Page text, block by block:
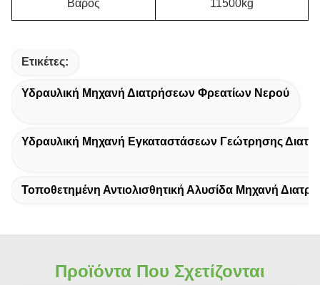
Βάρος 11500kg
Ετικέτες:
Υδραυλική Μηχανή Διατρήσεων Φρεατίων Νερού
Υδραυλική Μηχανή Εγκαταστάσεων Γεώτρησης
Τοποθετημένη Αντιολισθητική Αλυσίδα Μηχανή
Προϊόντα Που Σχετίζονται